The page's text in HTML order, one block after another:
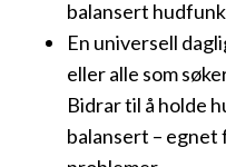
balansert
En universell
eller alle som
Bidrar til å holde
balansert –